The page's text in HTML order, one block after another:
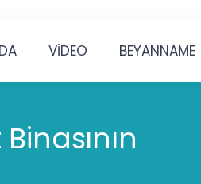
VİDEO BEYANNAME